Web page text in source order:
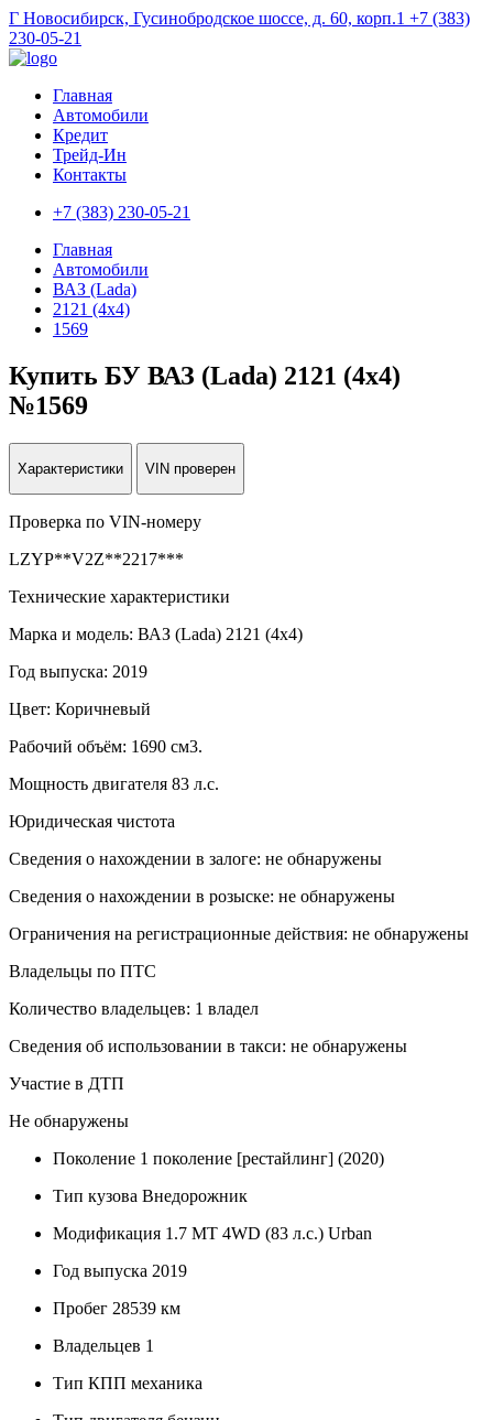
Г Новосибирск, Гусинобродское шоссе, д. 60, корп.1 +7 (383)
230-05-21
Главная
Автомобили
Кредит
Трейд-Ин
Контакты
+7 (383) 230-05-21
Главная
Автомобили
ВАЗ (Lada)
2121 (4x4)
1569
Купить БУ ВАЗ (Lada) 2121 (4x4)
№1569
Характеристики VIN проверен
Проверка по VIN-номеру
LZYP**V2Z**2217***
Технические характеристики
Марка и модель: ВАЗ (Lada) 2121 (4x4)
Год выпуска: 2019
Цвет: Коричневый
Рабочий объём: 1690 см3.
Мощность двигателя 83 л.с.
Юридическая чистота
Сведения о нахождении в залоге: не обнаружены
Сведения о нахождении в розыске: не обнаружены
Ограничения на регистрационные действия: не обнаружены
Владельцы по ПТС
Количество владельцев: 1 владел
Сведения об использовании в такси: не обнаружены
Участие в ДТП
Не обнаружены
Поколение 1 поколение [рестайлинг] (2020)
Тип кузова Внедорожник
Модификация 1.7 MT 4WD (83 л.с.) Urban
Год выпуска 2019
Пробег 28539 км
Владельцев 1
Тип КПП механика